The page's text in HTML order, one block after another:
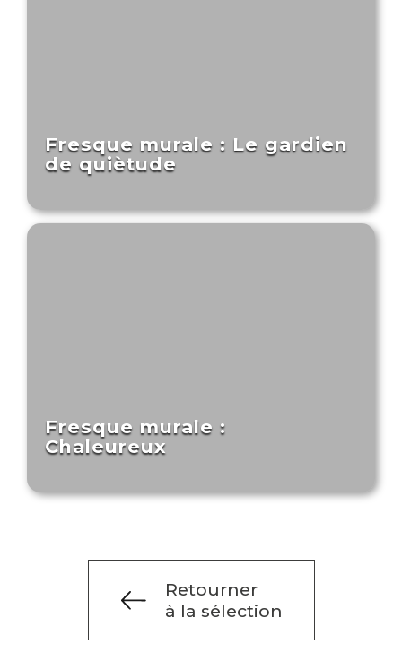
Fresque murale : Le gardien
de quiètude
Fresque murale :
Chaleureux
Retourner
à la sélection